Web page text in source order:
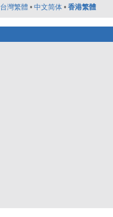
台灣繁體 • 中文简体 • 香港繁體